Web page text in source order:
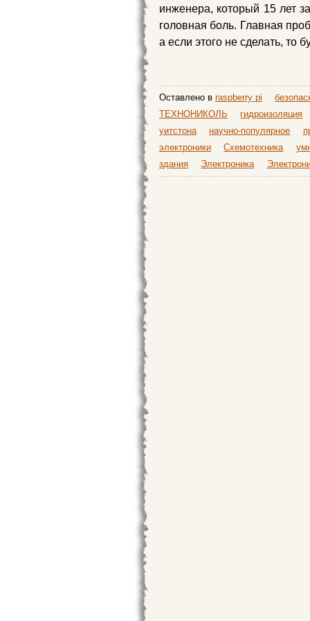
инженера, который 15 лет
головная боль. Главная
а если этого не сделать, то
Оставлено в raspberry pi
ТЕХНОНИКОЛЬ
гидроизоляция
уитстона
научно-популярное
электроники
Схемотехника
здания
Электроника